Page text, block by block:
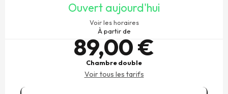
Ouvert aujourd'hui
Voir les horaires
À partir de
89,00 €
Chambre double
Voir tous les tarifs